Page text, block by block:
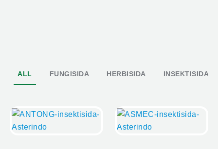
ALL FUNGISIDA HERBISIDA INSEKTISIDA